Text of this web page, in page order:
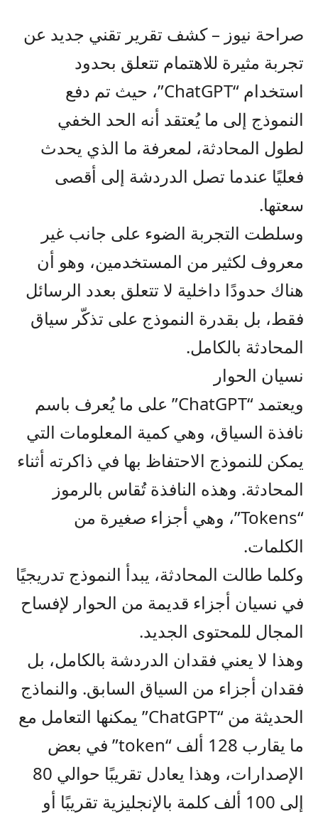
صراحة نيوز – كشف تقرير تقني جديد عن
تجربة مثيرة للاهتمام تتعلق بحدود
استخدام “ChatGPT”، حيث تم دفع
النموذج إلى ما يُعتقد أنه الحد الخفي
لطول المحادثة، لمعرفة ما الذي يحدث
فعليًا عندما تصل الدردشة إلى أقصى
سعتها.
وسلطت التجربة الضوء على جانب غير
معروف لكثير من المستخدمين، وهو أن
هناك حدودًا داخلية لا تتعلق بعدد الرسائل
فقط، بل بقدرة النموذج على تذكّر سياق
المحادثة بالكامل.
نسيان الحوار
ويعتمد “ChatGPT” على ما يُعرف باسم
نافذة السياق، وهي كمية المعلومات التي
يمكن للنموذج الاحتفاظ بها في ذاكرته أثناء
المحادثة. وهذه النافذة تُقاس بالرموز
“Tokens”، وهي أجزاء صغيرة من
الكلمات.
وكلما طالت المحادثة، يبدأ النموذج تدريجيًا
في نسيان أجزاء قديمة من الحوار لإفساح
المجال للمحتوى الجديد.
وهذا لا يعني فقدان الدردشة بالكامل، بل
فقدان أجزاء من السياق السابق. والنماذج
الحديثة من “ChatGPT” يمكنها التعامل مع
ما يقارب 128 ألف “token” في بعض
الإصدارات، وهذا يعادل تقريبًا حوالي 80
إلى 100 ألف كلمة بالإنجليزية تقريبًا أو